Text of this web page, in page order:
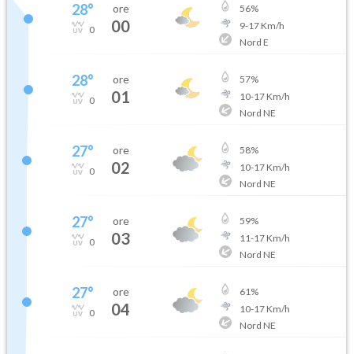
28°
0
ore
00
56%
9-17Km/h
Nord E
28°
0
ore
01
57%
10-17Km/h
Nord NE
27°
0
ore
02
58%
10-17Km/h
Nord NE
27°
0
ore
03
59%
11-17Km/h
Nord NE
27°
0
ore
04
61%
10-17Km/h
Nord NE